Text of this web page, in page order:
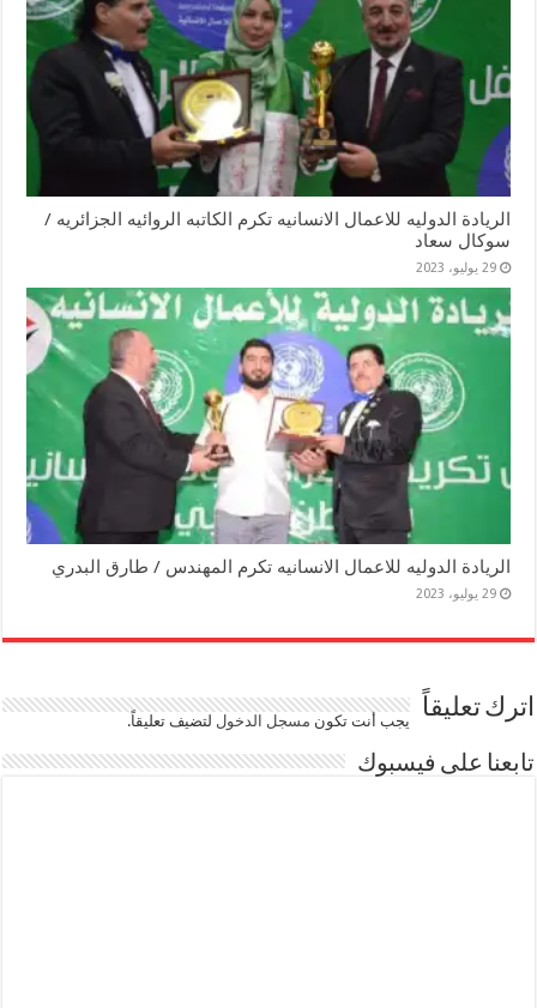
الريادة الدوليه للاعمال الانسانيه تكرم الكاتبه الروائيه الجزائريه /
سوكال سعاد
29 يوليو، 2023
الريادة الدوليه للاعمال الانسانيه تكرم المهندس / طارق البدري
29 يوليو، 2023
اترك تعليقاً يجب أنت تكون مسجل الدخوللتضيف تعليقاً.
تابعنا على فيسبوك